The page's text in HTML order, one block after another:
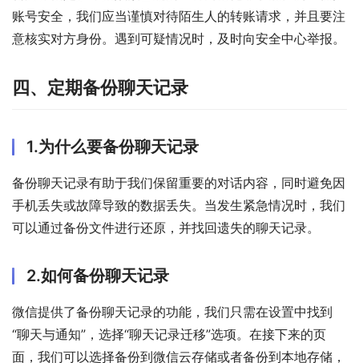
账号安全，我们应当谨慎对待陌生人的转账请求，并且要注
意核实对方身份。遇到可疑情况时，及时向安全中心举报。
四、定期备份聊天记录
1.为什么要备份聊天记录
备份聊天记录有助于我们保留重要的对话内容，同时避免因
手机丢失或故障导致的数据丢失。当发生紧急情况时，我们
可以通过备份文件进行还原，并找回遗失的聊天记录。
2.如何备份聊天记录
微信提供了备份聊天记录的功能，我们只需在设置中找到
“聊天与通知”，选择“聊天记录迁移”选项。在接下来的页
面，我们可以选择备份到微信云存储或者备份到本地存储，